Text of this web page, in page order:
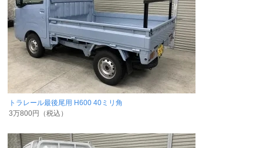
トラレール最後尾用 H600 40ミリ角
3万800円（税込）